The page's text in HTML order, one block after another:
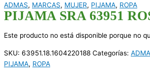
ADMAS, MARCAS, MUJER, PIJAMA, ROPA
PIJAMA SRA 63951
Este producto no está disponible porque no
SKU: 63951.18.1604220188 Categorías:
PIJAMA, ROPA